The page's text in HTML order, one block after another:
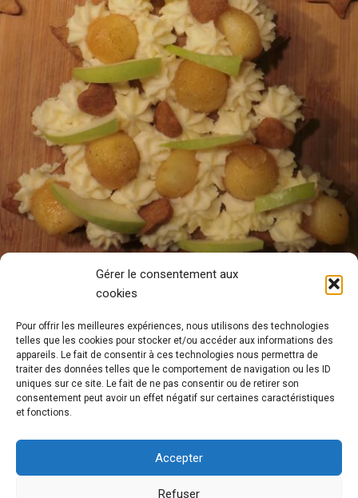
Gérer le consentement aux
cookies
Pour offrir les meilleures expériences, nous utilisons des technologies
telles que les cookies pour stocker et/ou accéder aux informations des
appareils. Le fait de consentir à ces technologies nous permettra de
traiter des données telles que le comportement de navigation ou les ID
uniques sur ce site. Le fait de ne pas consentir ou de retirer son
consentement peut avoir un effet négatif sur certaines caractéristiques
et fonctions.
Accepter
Refuser